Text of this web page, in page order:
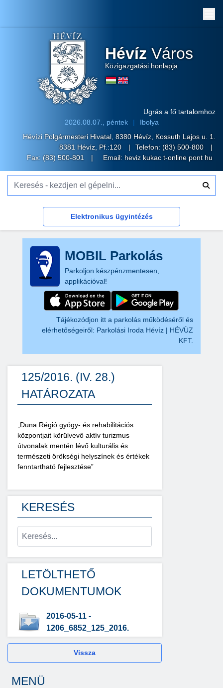
Hévíz Város
Közigazgatási honlapja
Ugrás a fő tartalomhoz
2026.08.07., péntek
Ibolya
Hévízi Polgármesteri Hivatal, 8380 Hévíz, Kossuth Lajos u. 1.
8381 Hévíz, Pf.:120
Telefon: (83) 500-800
Fax: (83) 500-801
Email: heviz kukac t-online pont hu
Elektronikus ügyintézés
MOBIL Parkolás
Parkoljon készpénzmentesen,
applikációval!
Tájékozódjon itt a parkolás működéséről és
elérhetőségeiről: Parkolási Iroda Hévíz | HÉVÜZ
KFT.
125/2016. (IV. 28.)
HATÁROZATA
„Duna Régió gyógy- és rehabilitációs
központjait körülvevő aktív turizmus
útvonalak mentén lévő kulturális és
természeti örökségi helyszínek és értékek
fenntartható fejlesztése”
KERESÉS
LETÖLTHETŐ
DOKUMENTUMOK
2016-05-11 -
1206_6852_125_2016.
Vissza
MENÜ